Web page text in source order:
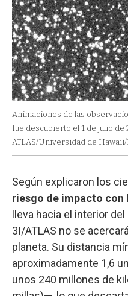
Animaciones de las
fue descubierto el 1 de julio de
ATLAS/Universidad de Hawaii/
Según explicaron los
riesgo de impacto con
lleva hacia el interior
3I/ATLAS no se
planeta. Su distancia
aproximadamente 1,6
unos 240 millones de